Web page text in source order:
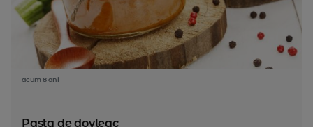
acum 8 ani
Pasta de dovleac